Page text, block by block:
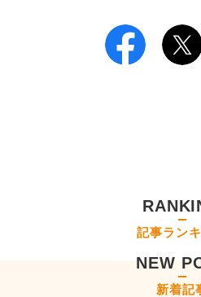
記事ラン
NEW
新着記